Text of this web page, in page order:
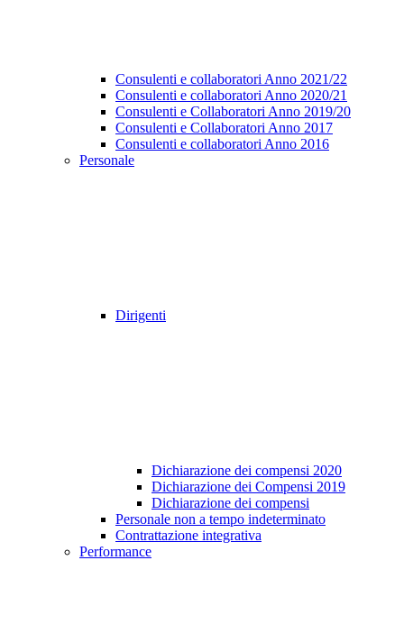
Consulenti e collaboratori Anno 2021/22
Consulenti e collaboratori Anno 2020/21
Consulenti e Collaboratori Anno 2019/20
Consulenti e Collaboratori Anno 2017
Consulenti e collaboratori Anno 2016
Personale
Dirigenti
Dichiarazione dei compensi 2020
Dichiarazione dei Compensi 2019
Dichiarazione dei compensi
Personale non a tempo indeterminato
Contrattazione integrativa
Performance